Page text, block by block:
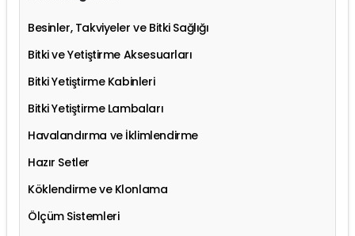
Besinler, Takviyeler ve Bitki Sağlığı
Bitki ve Yetiştirme Aksesuarları
Bitki Yetiştirme Kabinleri
Bitki Yetiştirme Lambaları
Havalandırma ve İklimlendirme
Hazır Setler
Köklendirme ve Klonlama
Ölçüm Sistemleri